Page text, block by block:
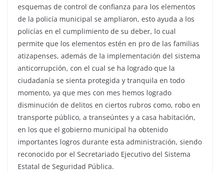
esquemas de control de confianza para los elementos
de la policía municipal se ampliaron, esto ayuda a los
policías en el cumplimiento de su deber, lo cual
permite que los elementos estén en pro de las familias
atizapenses, además de la implementación del sistema
anticorrupción, con el cual se ha logrado que la
ciudadanía se sienta protegida y tranquila en todo
momento, ya que mes con mes hemos logrado
disminución de delitos en ciertos rubros como, robo en
transporte público, a transeúntes y a casa habitación,
en los que el gobierno municipal ha obtenido
importantes logros durante esta administración, siendo
reconocido por el Secretariado Ejecutivo del Sistema
Estatal de Seguridad Pública.